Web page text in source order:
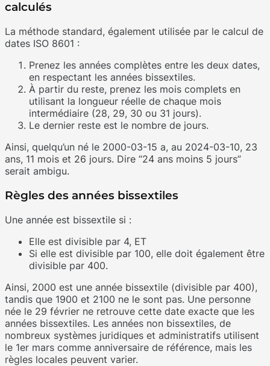
calculés
La méthode standard, également utilisée par le calcul de
dates ISO 8601 :
Prenez les années complètes entre les deux dates,
en respectant les années bissextiles.
À partir du reste, prenez les mois complets en
utilisant la longueur réelle de chaque mois
intermédiaire (28, 29, 30 ou 31 jours).
Le dernier reste est le nombre de jours.
Ainsi, quelqu’un né le 2000-03-15 a, au 2024-03-10, 23
ans, 11 mois et 26 jours. Dire “24 ans moins 5 jours”
serait ambigu.
Règles des années bissextiles
Une année est bissextile si :
Elle est divisible par 4, ET
Si elle est divisible par 100, elle doit également être
divisible par 400.
Ainsi, 2000 est une année bissextile (divisible par 400),
tandis que 1900 et 2100 ne le sont pas. Une personne
née le 29 février ne retrouve cette date exacte que les
années bissextiles. Les années non bissextiles, de
nombreux systèmes juridiques et administratifs utilisent
le 1er mars comme anniversaire de référence, mais les
règles locales peuvent varier.